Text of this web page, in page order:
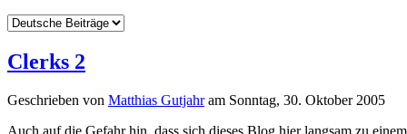
Clerks 2
Geschrieben von Matthias Gutjahram Sonntag, 30. Oktober 2005
Auch auf die Gefahr hin, dass sich dieses Blog hier langsam zu